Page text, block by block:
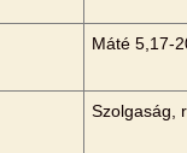
Máté 5,17-
Szolgaság,